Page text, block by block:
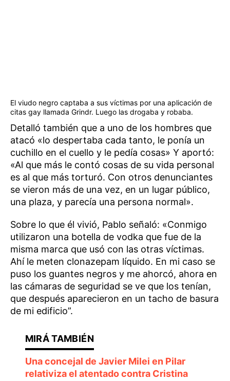
El viudo negro captaba a sus víctimas por una aplicación de
citas gay llamada Grindr. Luego las drogaba y robaba.
Detalló también que a uno de los hombres que
atacó «lo despertaba cada tanto, le ponía un
cuchillo en el cuello y le pedía cosas» Y aportó:
«Al que más le contó cosas de su vida personal
es al que más torturó. Con otros denunciantes
se vieron más de una vez, en un lugar público,
una plaza, y parecía una persona normal».
Sobre lo que él vivió, Pablo señaló: «Conmigo
utilizaron una botella de vodka que fue de la
misma marca que usó con las otras víctimas.
Ahí le meten clonazepam líquido. En mi caso se
puso los guantes negros y me ahorcó, ahora en
las cámaras de seguridad se ve que los tenían,
que después aparecieron en un tacho de basura
de mi edificio”.
Una concejal de Javier Milei en Pilar
relativiza el atentado contra Cristina